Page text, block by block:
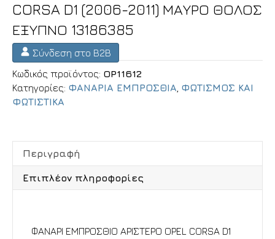
CORSA D1 (2006-2011) ΜΑΥΡΟ ΘΟΛΟΣ
ΕΞΥΠΝΟ 13186385
Σύνδεση στο B2B
Κωδικός προϊόντος: OP11612
Κατηγορίες: ΦΑΝΑΡΙΑ ΕΜΠΡΟΣΘΙΑ ΦΩΤΙΣΜΟΣ ΚΑΙ
ΦΩΤΙΣΤΙΚΑ
Περιγραφή
Επιπλέον πληροφορίες
ΦΑΝΑΡΙ ΕΜΠΡΟΣΘΙΟ ΑΡΙΣΤΕΡΟ OPEL CORSA D1